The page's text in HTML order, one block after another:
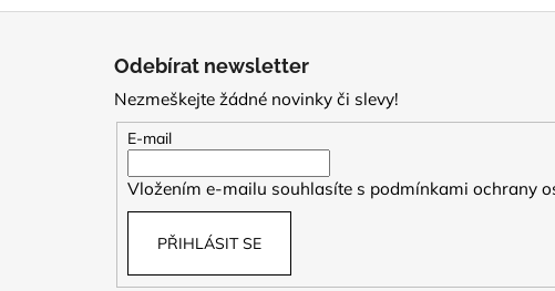
Odebírat newsletter
Nezmeškejte žádné novinky či slevy!
E-mail
Vložením e-mailu souhlasíte s podmínkami ochrany
PŘIHLÁSIT SE